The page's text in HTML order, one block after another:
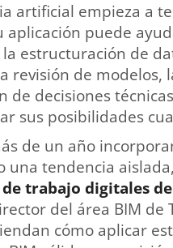
artificial empieza a
aplicación puede
estructuración de
revisión de modelos,
de decisiones
sus posibilidades
de un año
una tendencia
trabajo digitales
del área BIM de
cómo aplicar